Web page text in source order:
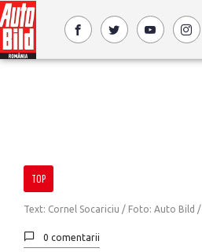
TOP
Text: Cornel Socariciu / Foto: Auto Bild /
0 comentarii